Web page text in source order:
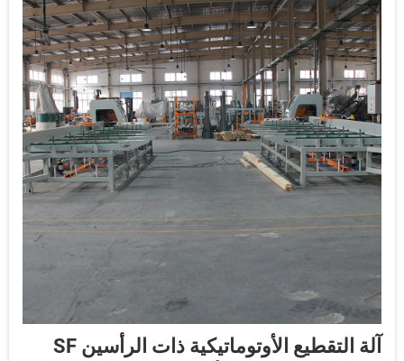
آلة التقطيع الأوتوماتيكية ذات الرأسين SF